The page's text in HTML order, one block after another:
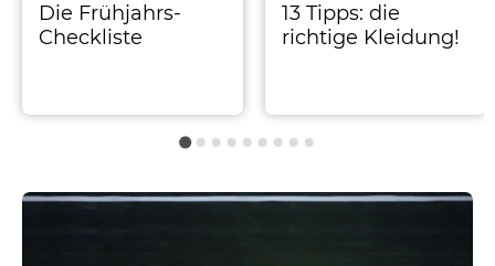
Die Frühjahrs-
Checkliste
13 Tipps: die
richtige Kleidung!